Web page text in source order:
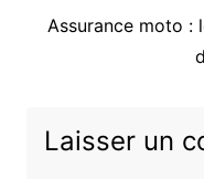
Article
Assurance moto :
Laisser un